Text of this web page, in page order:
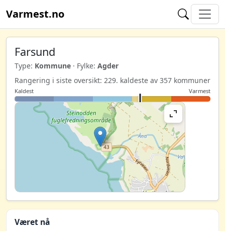
Varmest.no
Farsund
Type: Kommune · Fylke: Agder
Rangering i siste oversikt: 229. kaldeste av 357 kommuner
Kaldest Varmest
Været nå